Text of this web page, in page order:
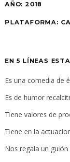
AÑO: 2018
PLATAFORMA:
EN 5 LÍNEAS
Es una comedia de
Es de humor
Tiene valores de
Tiene en la
Nos regala un